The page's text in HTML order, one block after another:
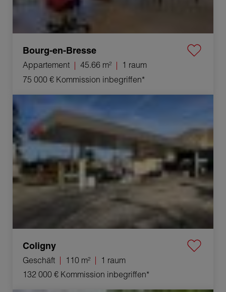
Bourg-en-Bresse
Appartement 45.66 m²
1 raum
75 000 € Kommission inbegriffen*
Verkauf Geschäft Coligny 1 raum 110 m²
Coligny
Geschäft 110 m²
1 raum
132 000 € Kommission inbegriffen*